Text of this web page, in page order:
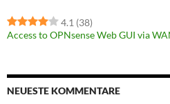
4.1 (38)
Access to OPNsense Web GUI via
NEUESTE KOMMENTARE